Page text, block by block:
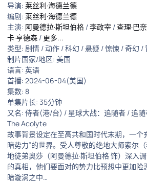
导演: 莱丝利·海德兰德
编剧: 莱丝利·海德兰德
主演: 阿曼德拉·斯坦伯格 /李政宰 /查理·巴
卡·亨德森 / 更多...
类型: 剧情 /动作 /科幻 /悬疑 /惊悚 /奇幻 /
制片国家/地区: 美国
语言: 英语
首播: 2024-06-04(美国)
集数: 8
单集片长: 35分钟
又名: 侍者(港/台) / 星球大战：追随者 / 追
The Acolyte
故事背景设定在至高共和国时代末期，一个
暗势力”的世界。受人尊敬的绝地大师索尔
地徒弟奥莎（阿曼德拉·斯坦伯格 饰）深入
的真相，他们要面对的势力比预想中更加
暗漩涡之中…